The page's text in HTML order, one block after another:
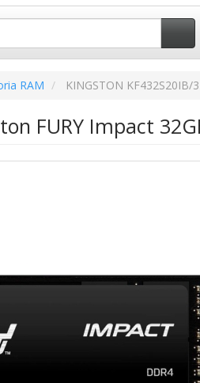
RAM KINGSTON KF432S20IB/
FURY Impact